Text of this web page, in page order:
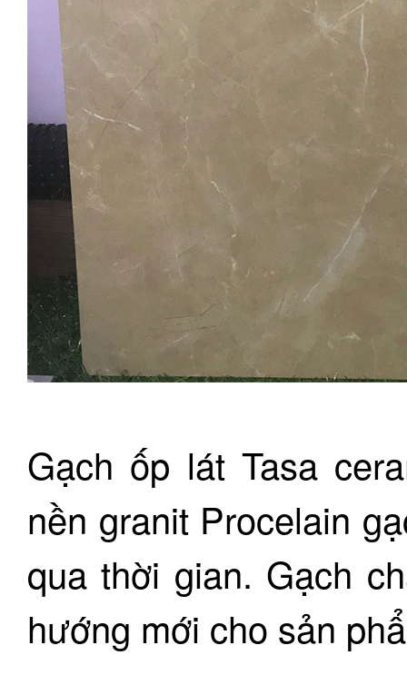
Gạch ốp lát Tasa
nền granit Procelain
qua thời gian. Gạch
hướng mới cho sản